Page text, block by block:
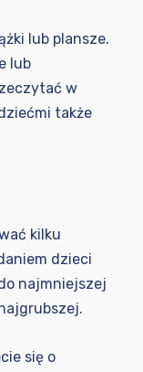
lub plansze.
lub
w
także
kilku
dzieci
najmniejszej
się o